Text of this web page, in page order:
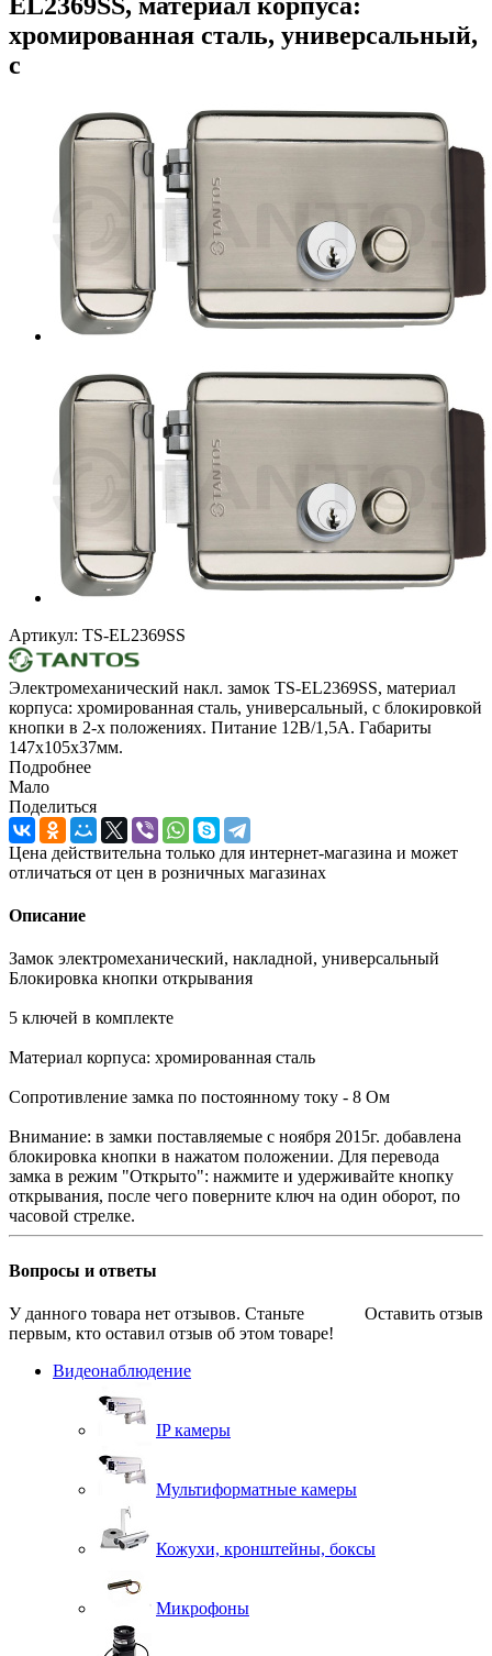
хромированная сталь, универсальный,
с
Артикул: TS-EL2369SS
Электромеханический накл. замок TS-EL2369SS, материал
корпуса: хромированная сталь, универсальный, с блокировкой
кнопки в 2-х положениях. Питание 12В/1,5А. Габариты
147х105х37мм.
Подробнее
Мало
Поделиться
Цена действительна только для интернет-магазина и может
отличаться от цен в розничных магазинах
Описание
Замок электромеханический, накладной, универсальный
Блокировка кнопки открывания
5 ключей в комплекте
Материал корпуса: хромированная сталь
Сопротивление замка по постоянному току - 8 Ом
Внимание: в замки поставляемые с ноября 2015г. добавлена
блокировка кнопки в нажатом положении. Для перевода
замка в режим "Открыто": нажмите и удерживайте кнопку
открывания, после чего поверните ключ на один оборот, по
часовой стрелке.
Вопросы и ответы
Оставить отзыв
У данного товара нет отзывов. Станьте
первым, кто оставил отзыв об этом товаре!
Видеонаблюдение
IP камеры
Мультиформатные камеры
Кожухи, кронштейны, боксы
Микрофоны